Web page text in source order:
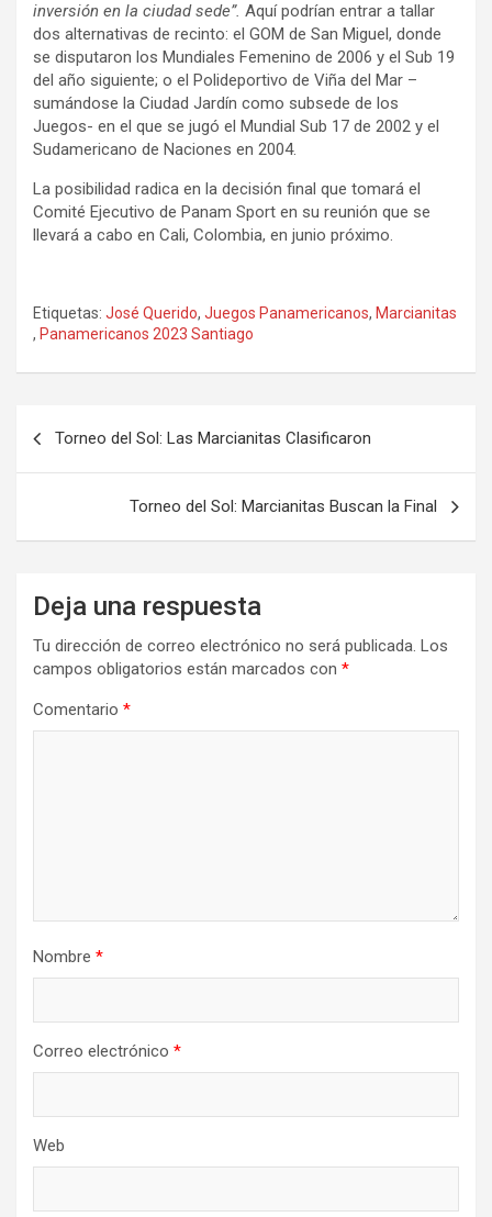
inversión en la ciudad sede”. Aquí podrían entrar a tallar
dos alternativas de recinto: el GOM de San Miguel, donde
se disputaron los Mundiales Femenino de 2006 y el Sub 19
del año siguiente; o el Polideportivo de Viña del Mar –
sumándose la Ciudad Jardín como subsede de los
Juegos- en el que se jugó el Mundial Sub 17 de 2002 y el
Sudamericano de Naciones en 2004.
La posibilidad radica en la decisión final que tomará el
Comité Ejecutivo de Panam Sport en su reunión que se
llevará a cabo en Cali, Colombia, en junio próximo.
Etiquetas: José Querido, Juegos Panamericanos, Marcianitas
, Panamericanos 2023 Santiago
Torneo del Sol: Las Marcianitas Clasificaron
Torneo del Sol: Marcianitas Buscan la Final
Deja una respuesta
Tu dirección de correo electrónico no será publicada. Los
campos obligatorios están marcados con *
Comentario *
Nombre *
Correo electrónico *
Web